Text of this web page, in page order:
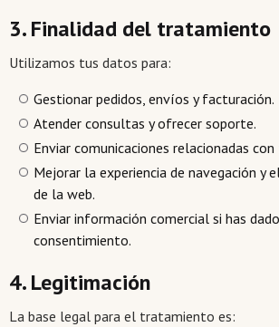
3. Finalidad del tratamiento
Utilizamos tus datos para:
Gestionar pedidos, envíos y facturación.
Atender consultas y ofrecer soporte.
Enviar comunicaciones relacionadas
Mejorar la experiencia de navegación y
de la web.
Enviar información comercial si has
consentimiento.
4. Legitimación
La base legal para el tratamiento es: